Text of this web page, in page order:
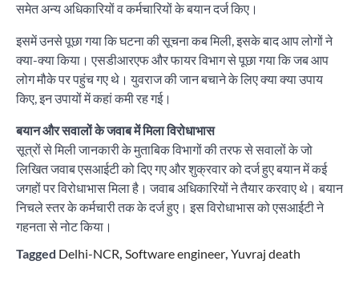
समेत अन्य अधिकारियों व कर्मचारियों के बयान दर्ज किए।
इसमें उनसे पूछा गया कि घटना की सूचना कब मिली, इसके बाद आप लोगों ने
क्या-क्या किया। एसडीआरएफ और फायर विभाग से पूछा गया कि जब आप
लोग मौके पर पहुंच गए थे। युवराज की जान बचाने के लिए क्या क्या उपाय
किए, इन उपायों में कहां कमी रह गई।
बयान और सवालों के जवाब में मिला विरोधाभास
सूत्रों से मिली जानकारी के मुताबिक विभागों की तरफ से सवालों के जो
लिखित जवाब एसआईटी को दिए गए और शुक्रवार को दर्ज हुए बयान में कई
जगहों पर विरोधाभास मिला है। जवाब अधिकारियों ने तैयार करवाए थे। बयान
निचले स्तर के कर्मचारी तक के दर्ज हुए। इस विरोधाभास को एसआईटी ने
गहनता से नोट किया।
Tagged Delhi-NCR, Software engineer, Yuvraj death